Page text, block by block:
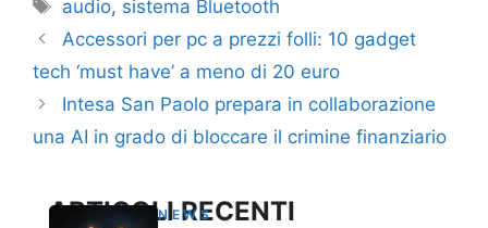
audio, sistema Bluetooth
Accessori per pc a prezzi folli: 10 gadget
tech ‘must have’ a meno di 20 euro
Intesa San Paolo prepara in collaborazione
una AI in grado di bloccare il crimine finanziario
ARTICOLI RECENTI
NEWS